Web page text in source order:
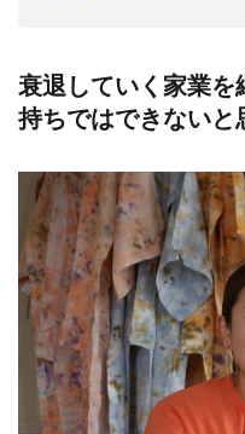
衰退していく家業
持ちではできないと